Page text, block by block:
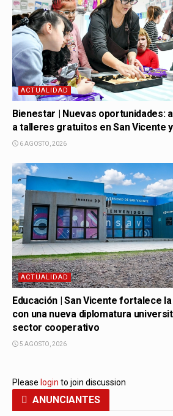
ACTUALIDAD
Bienestar | Nuevas oportunidades:
a talleres gratuitos en San Vicente
6 AGOSTO, 2026
ACTUALIDAD
Educación | San Vicente fortalece
con una nueva diplomatura
sector cooperativo
5 AGOSTO, 2026
Please login to join discussion
ANUNCIANTES